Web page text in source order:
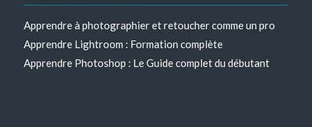
Apprendre à photographier et retoucher comme un pro
Apprendre Lightroom : Formation complète
Apprendre Photoshop : Le Guide complet du débutant